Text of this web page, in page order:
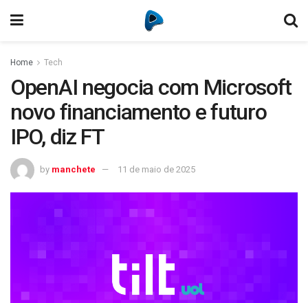
Home Tech
OpenAI negocia com Microsoft
novo financiamento e futuro
IPO, diz FT
by manchete 11 de maio de 2025